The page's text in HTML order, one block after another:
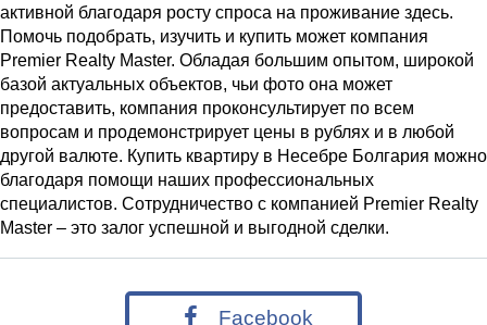
активной благодаря росту спроса на проживание здесь.
Помочь подобрать, изучить и купить может компания
Premier Realty Master. Обладая большим опытом, широкой
базой актуальных объектов, чьи фото она может
предоставить, компания проконсультирует по всем
вопросам и продемонстрирует цены в рублях и в любой
другой валюте. Купить квартиру в Несебре Болгария можно
благодаря помощи наших профессиональных
специалистов. Сотрудничество с компанией Premier Realty
Master – это залог успешной и выгодной сделки.
Facebook